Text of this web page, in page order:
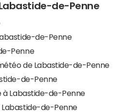
de-Penne
de-Penne
Penne
de Labastide-de-Penne
de-Penne
à Labastide-de-Penne
Labastide-de-Penne